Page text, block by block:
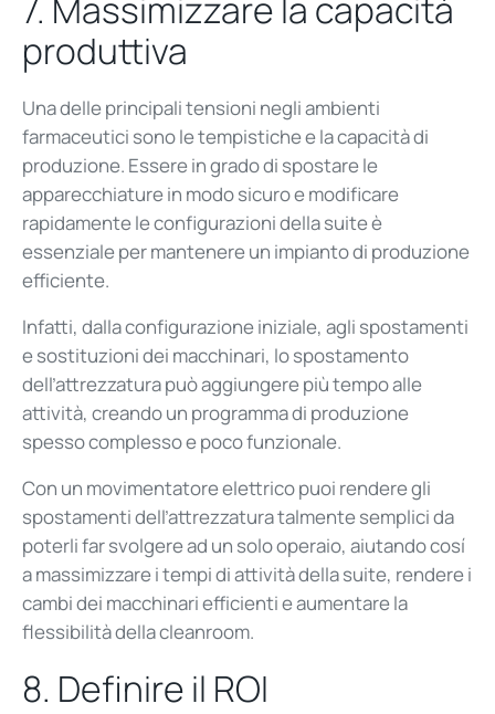
7. Massimizzare la capacitá
produttiva
Una delle principali tensioni negli ambienti
farmaceutici sono le tempistiche e la capacità di
produzione. Essere in grado di spostare le
apparecchiature in modo sicuro e modificare
rapidamente le configurazioni della suite è
essenziale per mantenere un impianto di produzione
efficiente.
Infatti, dalla configurazione iniziale, agli spostamenti
e sostituzioni dei macchinari, lo spostamento
dell’attrezzatura può aggiungere più tempo alle
attività, creando un programma di produzione
spesso complesso e poco funzionale.
Con un movimentatore elettrico puoi rendere gli
spostamenti dell’attrezzatura talmente semplici da
poterli far svolgere ad un solo operaio, aiutando cosí
a massimizzare i tempi di attività della suite, rendere i
cambi dei macchinari efficienti e aumentare la
flessibilità della cleanroom.
8. Definire il ROI